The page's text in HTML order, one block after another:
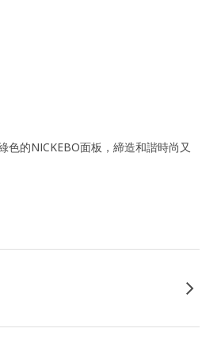
的NICKEBO面板，締造和諧時尚又